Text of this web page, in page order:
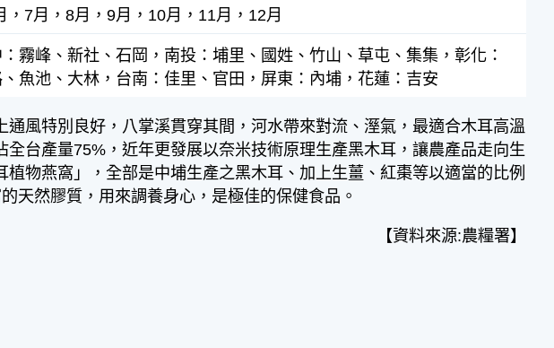
7月，8月，9月，10月，11月，12月
霧峰、新社、石岡，南投：埔里、國姓、竹山、草屯、集集，彰化：
魚池、大林，台南：佳里、官田，屏東：內埔，花蓮：吉安
風特別良好，八掌溪貫穿其間，河水帶來對流、溼氣，最適合木耳高溫
台產量75%，近年更發展以奈米技術原理生產黑木耳，讓農產品走向生
物燕窩」，全部是中埔生產之黑木耳、加上生薑、紅棗等以適當的比例
天然膠質，用來調養身心，是極佳的保健食品。
【資料來源:農糧署】